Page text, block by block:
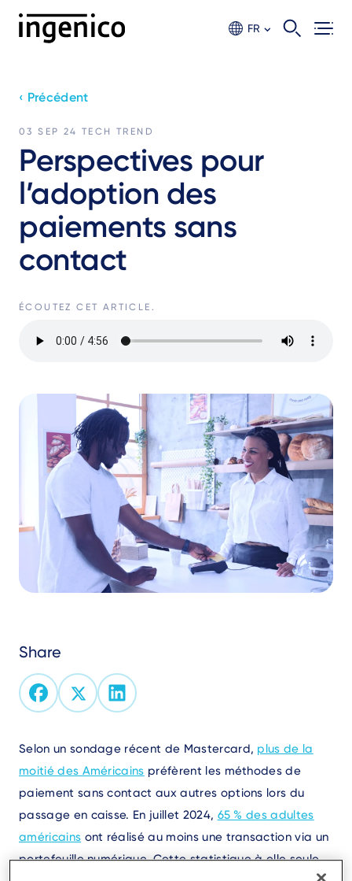
contenu
FR
‹ Précédent
03 SEP 24TECH TREND
Perspectives pour
l’adoption des
paiements sans
contact
ÉCOUTEZ CET ARTICLE.
audio
Share
Text
Selon un sondage récent de Mastercard, plus de la
moitié des Américains préfèrent les méthodes de
paiement sans contact aux autres options lors du
passage en caisse. En juillet 2024, 65 % des adultes
américains ont réalisé au moins une transaction via un
portefeuille numérique. Cette statistique à elle seule